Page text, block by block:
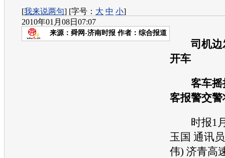
[我来说两句] [字号： 大 中 小]
2010年01月08日07:07
来源： 舜网-济南时报 作者：综合报道
司机边
开车
客车摇
客报警交
时报1月
玉国 通讯
伟) 济青高